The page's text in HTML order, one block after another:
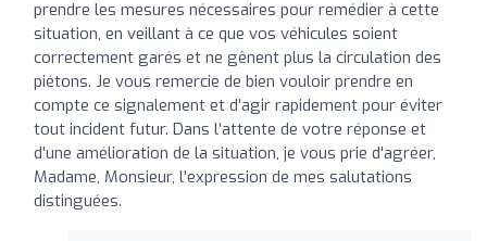
prendre les mesures nécessaires pour remédier à cette
situation, en veillant à ce que vos véhicules soient
correctement garés et ne gênent plus la circulation des
piétons. Je vous remercie de bien vouloir prendre en
compte ce signalement et d’agir rapidement pour éviter
tout incident futur. Dans l’attente de votre réponse et
d'une amélioration de la situation, je vous prie d'agréer,
Madame, Monsieur, l’expression de mes salutations
distinguées.